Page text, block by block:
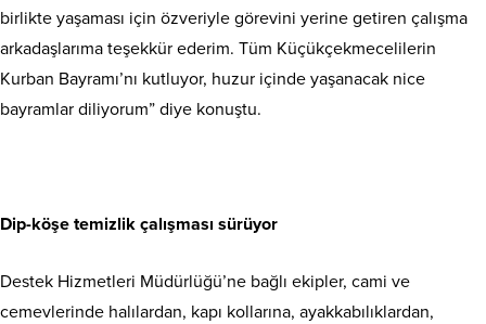
birlikte yaşaması için özveriyle görevini yerine getiren çalışma
arkadaşlarıma teşekkür ederim. Tüm Küçükçekmecelilerin
Kurban Bayramı’nı kutluyor, huzur içinde yaşanacak nice
bayramlar diliyorum” diye konuştu.
Dip-köşe temizlik çalışması sürüyor
Destek Hizmetleri Müdürlüğü’ne bağlı ekipler, cami ve
cemevlerinde halılardan, kapı kollarına, ayakkabılıklardan,